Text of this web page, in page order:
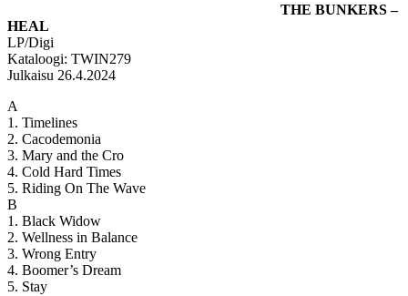
THE BUNKERS –
HEAL
LP/Digi
Kataloogi: TWIN279
Julkaisu 26.4.2024
A
1. Timelines
2. Cacodemonia
3. Mary and the Cro
4. Cold Hard Times
5. Riding On The Wave
B
1. Black Widow
2. Wellness in Balance
3. Wrong Entry
4. Boomer’s Dream
5. Stay